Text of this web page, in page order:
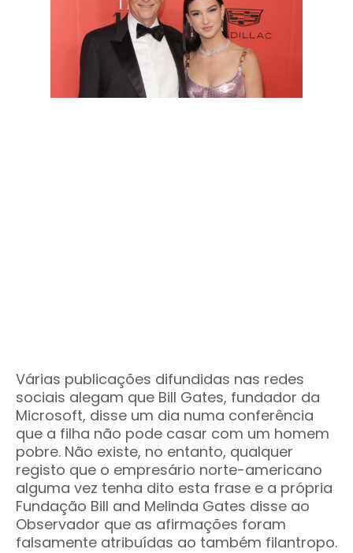
Várias publicações difundidas nas redes
sociais alegam que Bill Gates, fundador da
Microsoft, disse um dia numa conferência
que a filha não pode casar com um homem
pobre. Não existe, no entanto, qualquer
registo que o empresário norte-americano
alguma vez tenha dito esta frase e a própria
Fundação Bill and Melinda Gates disse ao
Observador que as afirmações foram
falsamente atribuídas ao também filantropo.